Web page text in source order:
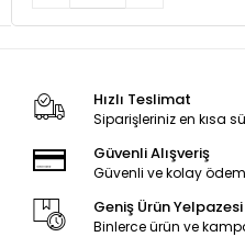
Hızlı Teslimat
Siparişleriniz en kısa
Güvenli Alışveriş
Güvenli ve kolay
Geniş Ürün Yelpazesi
Binlerce ürün ve